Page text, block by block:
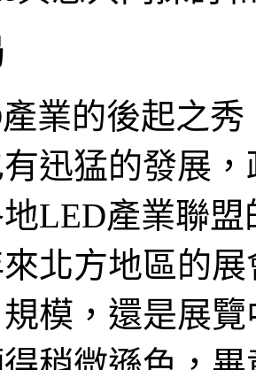
業的後起之
迅猛的發展
LED產業聯
北方地區的
模，還是展